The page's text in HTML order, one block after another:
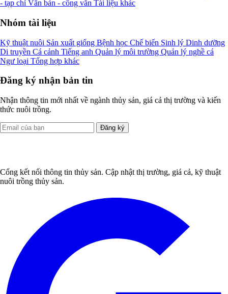
- tạp chíVăn bản - công văn Tài liệu khác
Nhóm tài liệu
Kỹ thuật nuôi Sản xuất giống Bệnh học Chế biến Sinh lý Dinh dưỡng
Di truyền Cá cảnh Tiếng anh Quản lý môi trường Quản lý nghề cá
Ngư loại Tổng hợp khác
Đăng ký nhận bản tin
Nhận thông tin mới nhất về ngành thủy sản, giá cả thị trường và kiến
thức nuôi trồng.
Đăng ký
Cổng kết nối thông tin thủy sản. Cập nhật thị trường, giá cả, kỹ thuật
nuôi trồng thủy sản.